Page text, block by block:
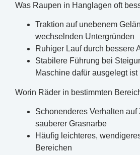
Was Raupen in Hanglagen oft
Traktion auf unebenem
wechselnden Untergründen
Ruhiger Lauf durch bessere
Stabilere Führung bei
Maschine dafür ausgelegt ist
Worin Räder in bestimmten
Schonenderes Verhalten auf
sauberer Grasnarbe
Häufig leichteres,
Bereichen